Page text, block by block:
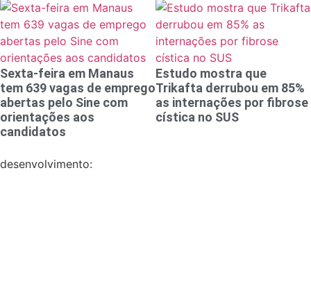
Sexta-feira em Manaus
tem 639 vagas de emprego
abertas pelo Sine com
orientações aos
candidatos
Estudo mostra que
Trikafta derrubou em 85%
as internações por fibrose
cística no SUS
desenvolvimento: